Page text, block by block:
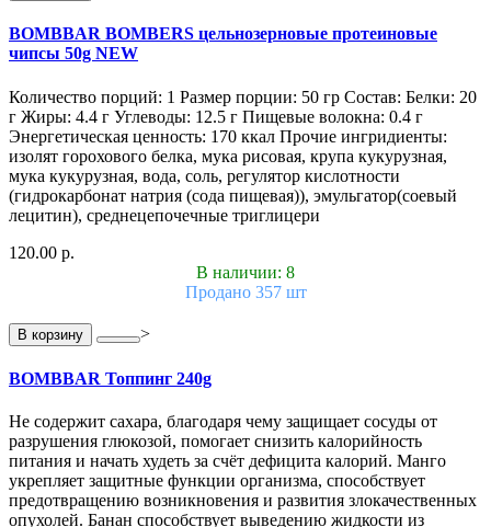
BOMBBAR BOMBERS цельнозерновые протеиновые
чипсы 50g NEW
Количество порций: 1 Размер порции: 50 гр Состав: Белки: 20
г Жиры: 4.4 г Углеводы: 12.5 г Пищевые волокна: 0.4 г
Энергетическая ценность: 170 ккал Прочие ингридиенты:
изолят горохового белка, мука рисовая, крупа кукурузная,
мука кукурузная, вода, соль, регулятор кислотности
(гидрокарбонат натрия (сода пищевая)), эмульгатор(соевый
лецитин), среднецепочечные триглицери
120.00 р.
В наличии: 8
Продано 357 шт
В корзину >
BOMBBAR Топпинг 240g
Не содержит сахара, благодаря чему защищает сосуды от
разрушения глюкозой, помогает снизить калорийность
питания и начать худеть за счёт дефицита калорий. Манго
укрепляет защитные функции организма, способствует
предотвращению возникновения и развития злокачественных
опухолей. Банан способствует выведению жидкости из